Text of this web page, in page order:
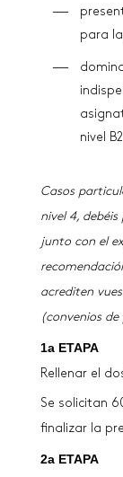
para
nivel
Casos
nivel 4,
junto con el
acrediten
(convenios
1a ETAPA
Rellenar el
Se solicitan
finalizar la
2a ETAPA